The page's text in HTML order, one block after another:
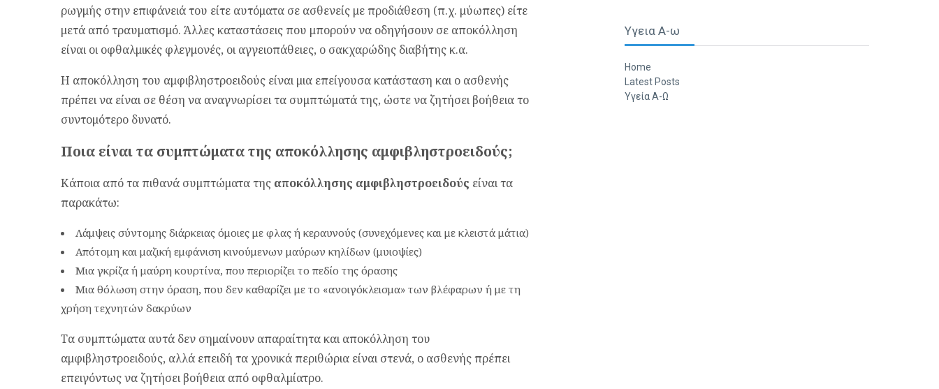
ρωγμής στην επιφάνειά του είτε αυτόματα σε ασθενείς με προδιάθεση (π.χ. μύωπες) είτε
μετά από τραυματισμό. Άλλες καταστάσεις που μπορούν να οδηγήσουν σε αποκόλληση
είναι οι οφθαλμικές φλεγμονές, οι αγγειοπάθειες, ο σακχαρώδης διαβήτης κ.α.
Η αποκόλληση του αμφιβληστροειδούς είναι μια επείγουσα κατάσταση και ο ασθενής
πρέπει να είναι σε θέση να αναγνωρίσει τα συμπτώματά της, ώστε να ζητήσει βοήθεια το
συντομότερο δυνατό.
Ποια είναι τα συμπτώματα της αποκόλλησης αμφιβληστροειδούς;
Κάποια από τα πιθανά συμπτώματα της αποκόλλησης αμφιβληστροειδούς είναι τα
παρακάτω:
Λάμψεις σύντομης διάρκειας όμοιες με φλας ή κεραυνούς (συνεχόμενες και με κλειστά μάτια)
Απότομη και μαζική εμφάνιση κινούμενων μαύρων κηλίδων (μυιοψίες)
Μια γκρίζα ή μαύρη κουρτίνα, που περιορίζει το πεδίο της όρασης
Μια θόλωση στην όραση, που δεν καθαρίζει με το «ανοιγόκλεισμα» των βλέφαρων ή με τη
χρήση τεχνητών δακρύων
Τα συμπτώματα αυτά δεν σημαίνουν απαραίτητα και αποκόλληση του
αμφιβληστροειδούς, αλλά επειδή τα χρονικά περιθώρια είναι στενά, ο ασθενής πρέπει
επειγόντως να ζητήσει βοήθεια από οφθαλμίατρο.
Υγεια Α-ω
Home
Latest Posts
Υγεία Α-Ω